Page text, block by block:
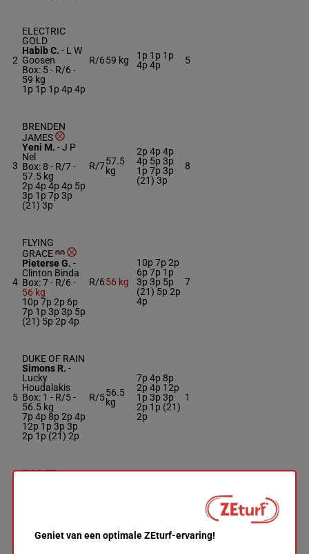
2
ELECTRIC
GOLD
Habib C. - L W
Goosen
Box: 5 - R/6 -
59 kg
1p 1p 1p 4p 4p
R/659 kg
1p 1p 1p
4p 4p
5
3
BRENDEN
JAMES
Yeni M. -J P
Nel
Box: 8 - R/7 -
57.5 kg
2p 4p 4p 4p 5p
3p 1p 7p 3p
(21) 3p
R/757.5
kg
2p 4p 4p
4p 5p 3p
1p 7p 3p
(21) 3p
8
4
FLYING
GRACE
Pieterse G. -
Clinton Binda
Box: 7 - R/6 -
56 kg
10p 7p 2p 6p
7p 1p 3p 3p 5p
(21) 5p 2p 4p
R/656 kg
10p 7p 2p
6p 7p 1p
3p 3p 5p
(21) 5p 2p
4p
7
5
DUKE OF RAIN
Simons R. -
Lucky
Houdalakis
Box: 1 - R/5 -
56.5 kg
7p 4p 8p 2p 4p
12p 1p 3p 3p
2p 1p (21) 2p
R/556.5
kg
7p 4p 8p
2p 4p 12p
1p 3p 3p
2p 1p (21)
2p
1
TIRPITZ
4p 5p
Geniet van een optimale ZEturf-ervaring!